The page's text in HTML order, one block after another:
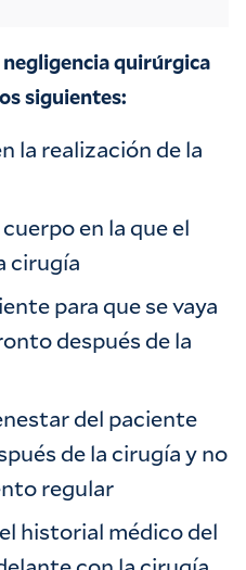
quirúrgica
siguientes:
la realización de la
en la que el
cirugía
para que se vaya
después de la
del paciente
de la cirugía y no
regular
historial médico del